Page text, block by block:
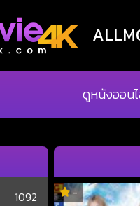
ดูหนังออน
1092
-